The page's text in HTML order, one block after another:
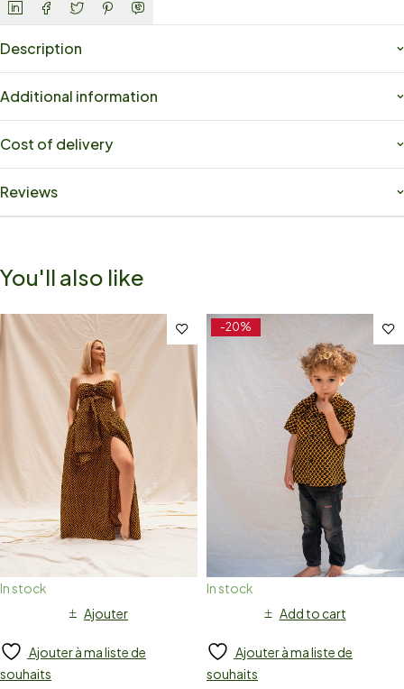
Description
Additional information
Cost of delivery
Reviews
You'll also like
In stock
Ajouter
Ajouter à ma liste de
souhaits
-20%
In stock
Add to cart
Ajouter à ma liste de
souhaits